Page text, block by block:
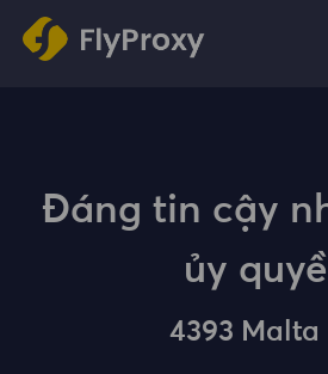
Đáng tin cậy
ủy
4393 Malta